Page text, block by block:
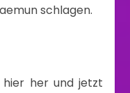
schlagen.
hier her und jetzt